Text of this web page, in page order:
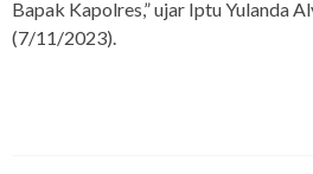
Bapak Kapolres,” ujar Iptu Yulanda
(7/11/2023).